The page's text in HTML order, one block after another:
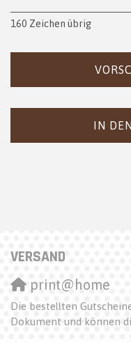
160 Zeichen übrig
IN
VERSAND
print@home
Die bestellten
Dokument und können